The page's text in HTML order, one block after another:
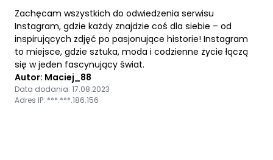
Zachęcam wszystkich do odwiedzenia serwisu
Instagram, gdzie każdy znajdzie coś dla siebie – od
inspirujących zdjęć po pasjonujące historie! Instagram
to miejsce, gdzie sztuka, moda i codzienne życie łączą
się w jeden fascynujący świat.
Autor: Maciej_88
Data dodania: 17.08.2023
Adres IP: ***.***.186.156